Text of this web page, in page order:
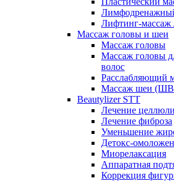
Лифтинг-массаж
Массаж головы и шеи
Массаж головы
Массаж головы
волос
Расслабляющий
Массаж шеи
Beautylizer STT
Лечение
Лечение фиброза
Уменьшение
Детокс-
Миорелаксация
Аппаратная
Коррекция